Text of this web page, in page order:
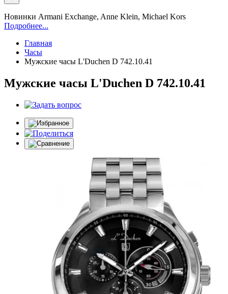
Новинки Armani Exchange, Anne Klein, Michael Kors
Подробнее...
Главная
Часы
Мужские часы L'Duchen D 742.10.41
Мужские часы L'Duchen D 742.10.41